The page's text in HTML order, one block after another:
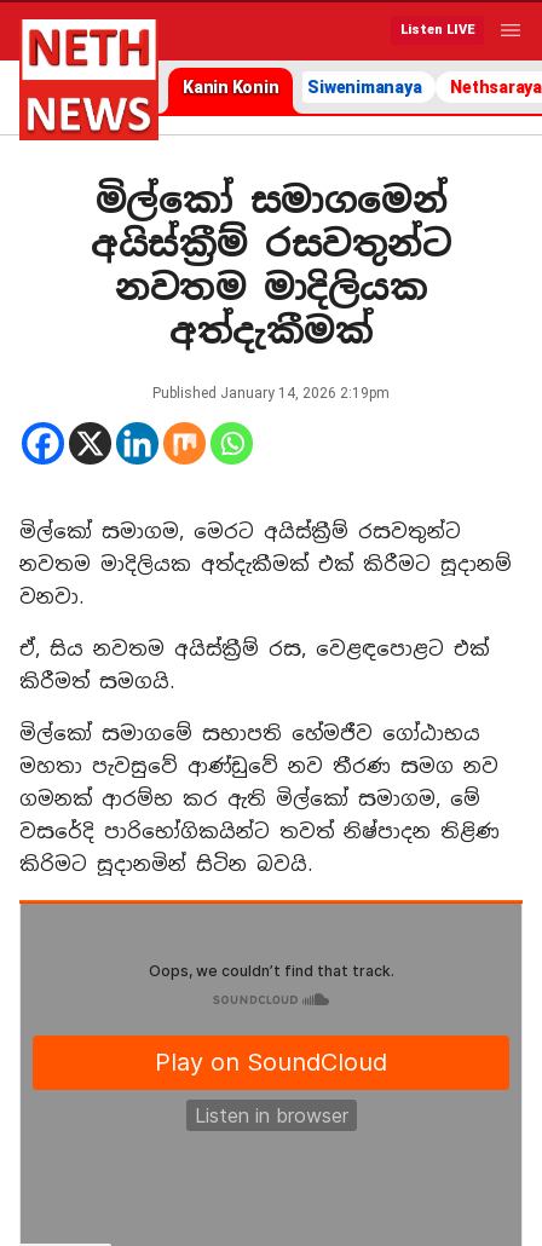
Listen LIVE
Kanin Konin Siwenimanaya Nethsaraya
මිල්කෝ සමාගමෙන්
අයිස්ක්‍රීම් රසවතුන්ට
නවතම මාදිලියක
අත්දැකීමක්
Published January 14, 2026 2:19pm
මිල්කෝ සමාගම, මෙරට අයිස්ක්‍රීම් රසවතුන්ට
නවතම මාදිලියක අත්දැකීමක් එක් කිරීමට සූදානම්
වනවා.
ඒ, සිය නවතම අයිස්ක්‍රීම් රස, වෙළඳපොළට එක්
කිරීමත් සමගයි.
මිල්කෝ සමාගමේ සභාපති හේමජීව ගෝඨාභය
මහතා පැවසුවේ ආණ්ඩුවේ නව තීරණ සමග නව
ගමනක් ආරම්භ කර ඇති මිල්කෝ සමාගම, මේ
වසරේදි පාරිභෝගිකයින්ට තවත් නිෂ්පාදන තිළිණ
කිරිමට සූදානමින් සිටින බවයි.